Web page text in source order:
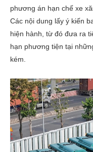
phương án hạn chế xe
Các nội dung lấy ý kiến
hiện hành, từ đó đưa ra
hạn phương tiện tại
kém.